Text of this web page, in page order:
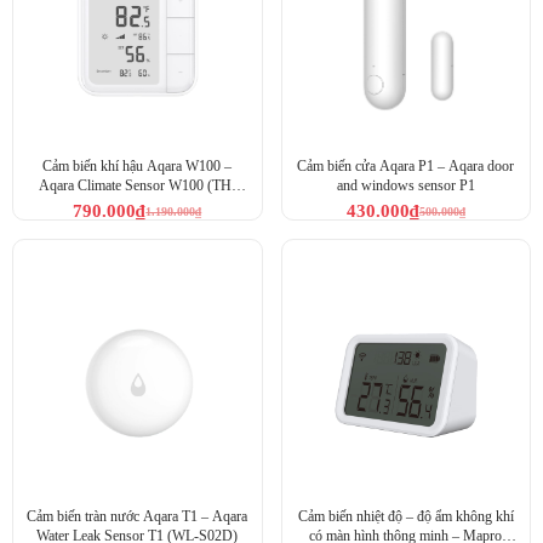
Cảm biến nhiệt độ và độ ẩm Aqara dữ liệu
Cảm biến khí hậu Aqara W100 –
Aqara Climate Sensor W100 (TH-
S04D)1.190.000₫
790.000₫
Cảm biến cửa Aqara P1 – Aqara door
and windows sensor P1
500.000₫
430.000₫
Cảm biến tràn nước Aqara T1 – Aqara
Water Leak Sensor T1 (WL-S02D)
Cảm biến nhiệt độ – độ ẩm không khí
có màn hình thông minh – Mapro